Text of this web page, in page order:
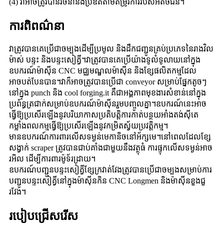
ការពិពណ៌នា
វាត្រូវបានគេប្រើជាចម្បងដើម្បីប្រមូល និងដឹកជញ្ជូនគ្រប់ប្រភេទនៃរាងវិល
ម៉ាស់ បន្ទះ និងបន្ទះសៀគ្វី។វាត្រូវបានគេប្រើយ៉ាងទូលំទូលាយនៅក្នុង
ឧបករណ៍ម៉ាស៊ីន CNC មជ្ឈមណ្ឌលម៉ាស៊ីន និងខ្សែផលិតកម្មដែល
អាចបត់បែនបាន។វាក៏អាចត្រូវបានប្រើជា conveyor សម្រាប់ផ្នែកតូចៗ
នៅក្នុង punch និង cool forging.it គឺជាអង្គភាពមុខងារសំខាន់នៅក្នុង
ប្រព័ន្ធត្រជាក់សម្រាប់ឧបករណ៍ម៉ាស៊ីនរួមបញ្ចូលគ្នា។ឧបករណ៍នេះអាច
ធ្វើឱ្យប្រសើរឡើងនូវបរិយាកាសប្រតិបត្តិការកាត់បន្ថយអាំងតង់ស៊ីតេ
កម្លាំងពលកម្មធ្វើឱ្យប្រសើរឡើងនូវកម្រិតស្វ័យប្រវត្តិកម្ម។
មានឧបករណ៍ការពារលើសទម្ងន់មេកានិចនៅអ័ក្សមេ។នៅពេលដែលខ្សែ
សង្វាក់ scraper ត្រូវបានជាប់គាំងជាមួយនឹងវត្ថុធំ ការផ្ទុកលើសទម្ងន់អាច
រអិល ដើម្បីការពារម៉ូទ័រដ្រាយ។
ឧបករណ៍បញ្ជូនបន្ទះសៀគ្វីខ្សែក្រវាត់វែងត្រូវបានប្រើជាចម្បងសម្រាប់ការ
បញ្ជូនបន្ទះសៀគ្វីនៅក្នុងម៉ាស៊ីនកិន CNC Longmen និងម៉ាស៊ីនខួងជួ
រវែង។
របៀបជ្រើសរើស